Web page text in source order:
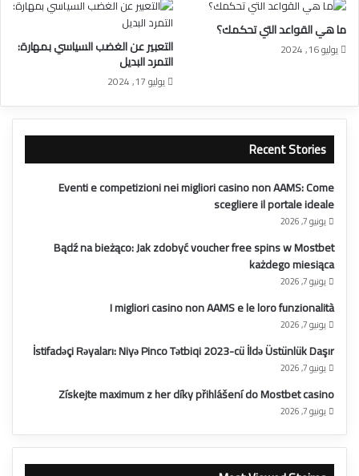
ما هي القواعد التي تحكمك؟
يوليو 16, 2024 التعبير عن الغضب السياسي بمهارة:
التمرد البديل
يوليو 17, 2024
Recent Stories
Eventi e competizioni nei migliori casino non AAMS: Come
scegliere il portale ideale
يونيو 7, 2026
Bądź na bieżąco: Jak zdobyć voucher free spins w Mostbet
każdego miesiąca
يونيو 7, 2026
I migliori casino non AAMS e le loro funzionalità
يونيو 7, 2026
İstifadəçi Rəyaları: Niyə Pinco Tətbiqi 2023-cü İldə Üstünlük Daşır
يونيو 7, 2026
Získejte maximum z her díky přihlášení do Mostbet casino
يونيو 7, 2026